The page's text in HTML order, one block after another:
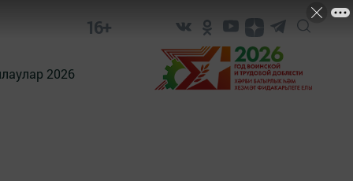
16+
2026